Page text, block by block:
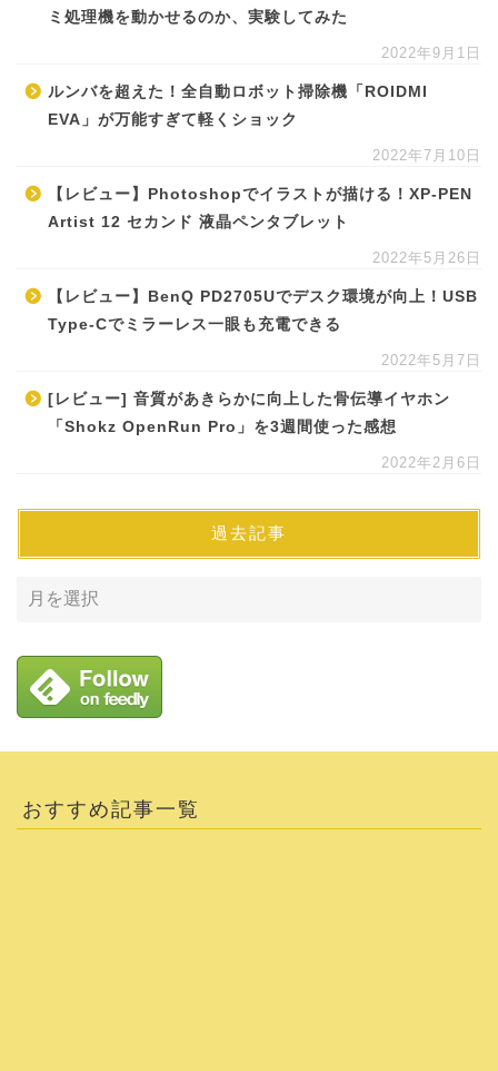
ミ処理機を動かせるのか、実験してみた
2022年9月1日
ルンバを超えた！全自動ロボット掃除機「ROIDMI
EVA」が万能すぎて軽くショック
2022年7月10日
【レビュー】Photoshopでイラストが描ける！XP-PEN
Artist 12 セカンド 液晶ペンタブレット
2022年5月26日
【レビュー】BenQ PD2705Uでデスク環境が向上！USB
Type-Cでミラーレス一眼も充電できる
2022年5月7日
[レビュー] 音質があきらかに向上した骨伝導イヤホン
「Shokz OpenRun Pro」を3週間使った感想
2022年2月6日
過去記事
おすすめ記事一覧